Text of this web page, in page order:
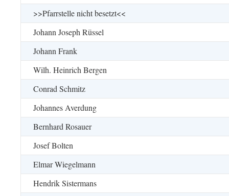
>>Pfarrstelle nicht besetzt<<
Johann Joseph Rüssel
Johann Frank
Wilh. Heinrich Bergen
Conrad Schmitz
Johannes Averdung
Bernhard Rosauer
Josef Bolten
Elmar Wiegelmann
Hendrik Sistermans